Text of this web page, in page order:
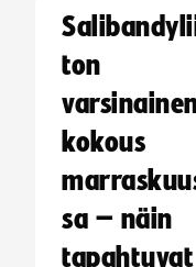
ton
kokous
sa – näin
tapahtuvat